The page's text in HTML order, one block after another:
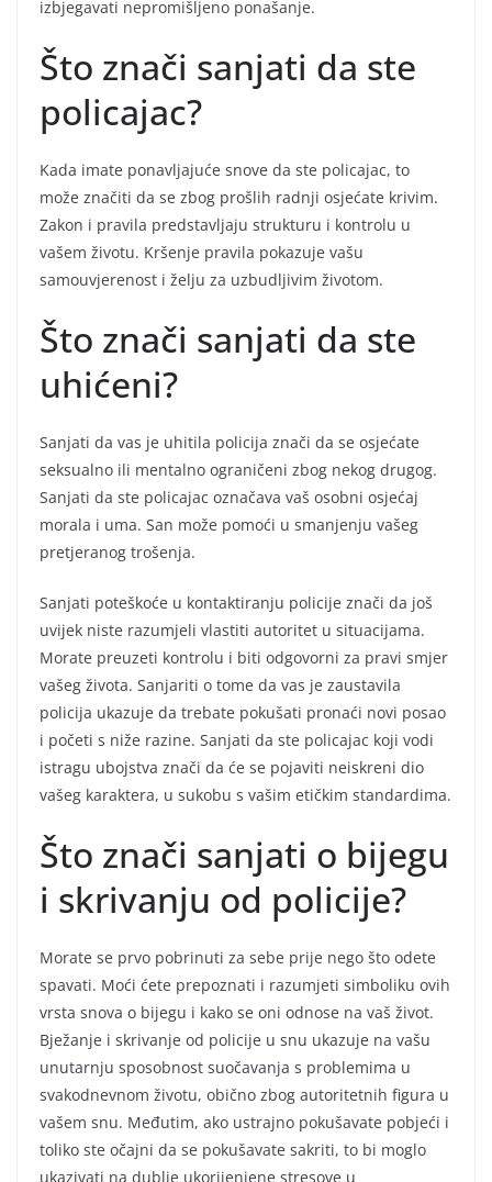
izbjegavati nepromišljeno ponašanje.
Što znači sanjati da ste
policajac?
Kada imate ponavljajuće snove da ste policajac, to
može značiti da se zbog prošlih radnji osjećate krivim.
Zakon i pravila predstavljaju strukturu i kontrolu u
vašem životu. Kršenje pravila pokazuje vašu
samouvjerenost i želju za uzbudljivim životom.
Što znači sanjati da ste
uhićeni?
Sanjati da vas je uhitila policija znači da se osjećate
seksualno ili mentalno ograničeni zbog nekog drugog.
Sanjati da ste policajac označava vaš osobni osjećaj
morala i uma. San može pomoći u smanjenju vašeg
pretjeranog trošenja.
Sanjati poteškoće u kontaktiranju policije znači da još
uvijek niste razumjeli vlastiti autoritet u situacijama.
Morate preuzeti kontrolu i biti odgovorni za pravi smjer
vašeg života. Sanjariti o tome da vas je zaustavila
policija ukazuje da trebate pokušati pronaći novi posao
i početi s niže razine. Sanjati da ste policajac koji vodi
istragu ubojstva znači da će se pojaviti neiskreni dio
vašeg karaktera, u sukobu s vašim etičkim standardima.
Što znači sanjati o bijegu
i skrivanju od policije?
Morate se prvo pobrinuti za sebe prije nego što odete
spavati. Moći ćete prepoznati i razumjeti simboliku ovih
vrsta snova o bijegu i kako se oni odnose na vaš život.
Bježanje i skrivanje od policije u snu ukazuje na vašu
unutarnju sposobnost suočavanja s problemima u
svakodnevnom životu, obično zbog autoritetnih figura u
vašem snu. Međutim, ako ustrajno pokušavate pobjeći i
toliko ste očajni da se pokušavate sakriti, to bi moglo
ukazivati na dublje ukorijenjene stresove u